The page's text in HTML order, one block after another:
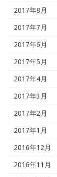
2017年8月
2017年7月
2017年6月
2017年5月
2017年4月
2017年3月
2017年2月
2017年1月
2016年12月
2016年11月